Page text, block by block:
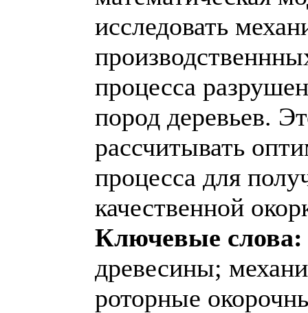
исследовать
процесса
пород деревьев.
рассчитывать
процесса для
качественной
Ключевые слова:
древесины;
роторные